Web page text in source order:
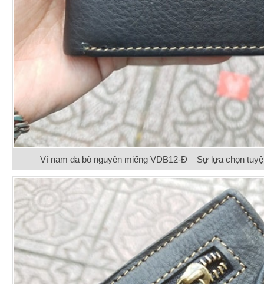
Ví nam da bò nguyên miếng VDB12-Đ – Sự lựa chọn